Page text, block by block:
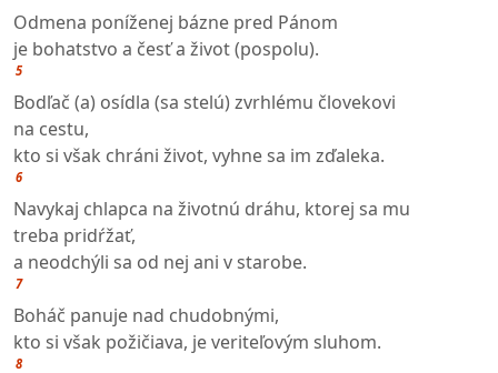
Odmena poníženej bázne pred Pánom
je bohatstvo a česť a život (pospolu).
5
Bodľač (a) osídla (sa stelú) zvrhlému človekovi
na cestu,
kto si však chráni život, vyhne sa im zďaleka.
6
Navykaj chlapca na životnú dráhu, ktorej sa mu
treba pridŕžať,
a neodchýli sa od nej ani v starobe.
7
Boháč panuje nad chudobnými,
kto si však požičiava, je veriteľovým sluhom.
8